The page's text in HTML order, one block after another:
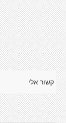
קשור אלי